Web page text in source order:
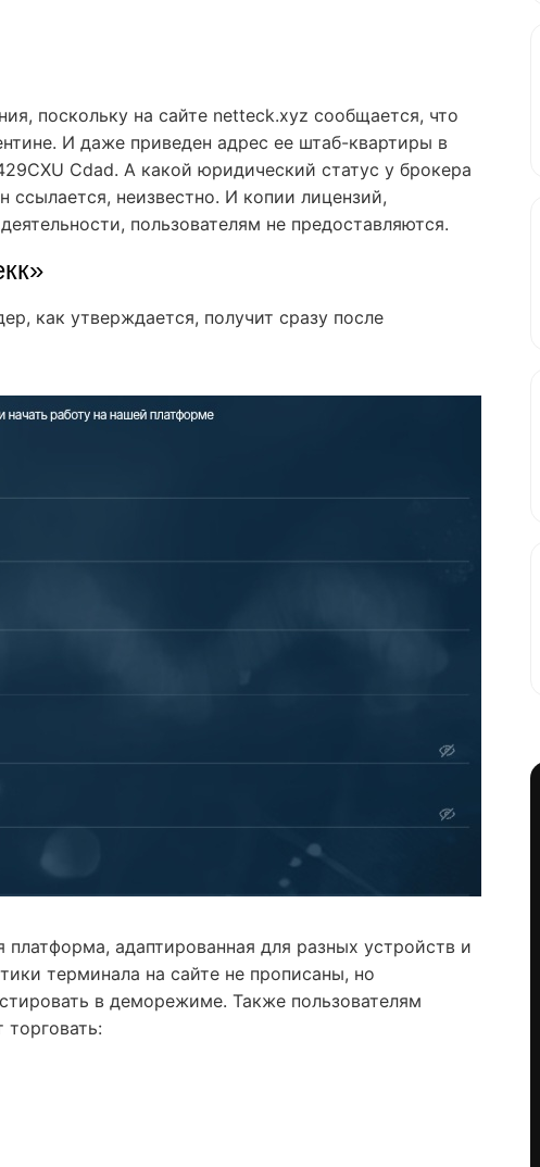
поскольку на сайте netteck.xyz сообщается, что
И даже приведен адрес ее штаб-квартиры в
Cdad. А какой юридический статус у брокера
ссылается, неизвестно. И копии лицензий,
пользователям не предоставляются.
как утверждается, получит сразу после
адаптированная для разных устройств и
терминала на сайте не прописаны, но
в деморежиме. Также пользователям